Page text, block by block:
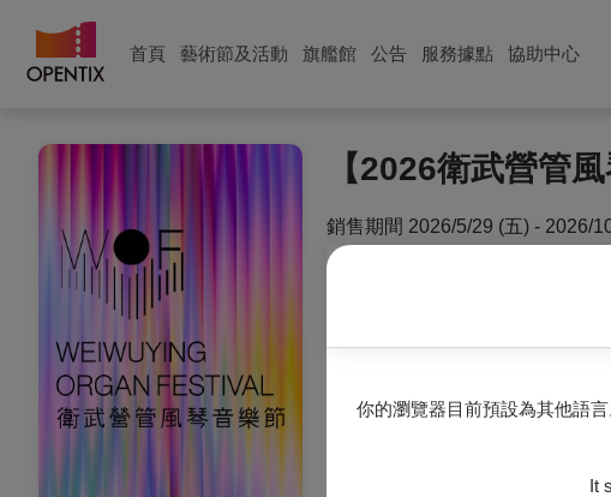
首頁 藝術節及活動 旗艦館 公告 服務據點 協助中心
你的瀏覽器目前預設為其他語
It
【2026衛武營管
銷售期間 2026/5/29 (五) - 2026/
單筆訂單任選【2026衛武營管風
最遲需於所購買的首場演出日1日